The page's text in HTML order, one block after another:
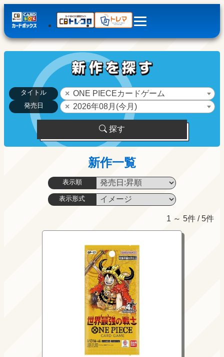
タイトル ONE PIECEカードゲーム
発売日 2026年08月(今月)
探す
新作一覧
表示順
表示形式
1 ～ 5件 / 5件